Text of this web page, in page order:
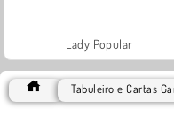
Lady Popular
Tabuleiro e Cartas